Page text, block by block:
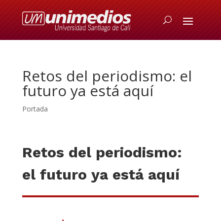
Retos del periodismo: el
futuro ya está aquí
Portada
Retos del periodismo:
el futuro ya está aquí